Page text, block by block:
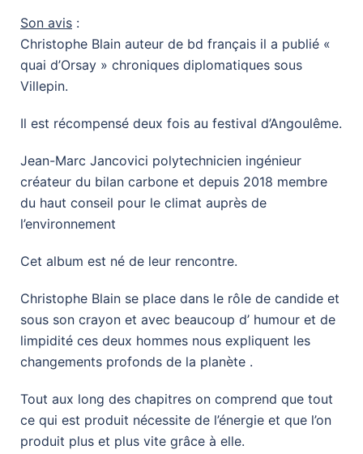
Son avis :
Christophe Blain auteur de bd français il a publié «
quai d’Orsay » chroniques diplomatiques sous
Villepin.
Il est récompensé deux fois au festival d’Angoulême.
Jean-Marc Jancovici polytechnicien ingénieur
créateur du bilan carbone et depuis 2018 membre
du haut conseil pour le climat auprès de
l’environnement
Cet album est né de leur rencontre.
Christophe Blain se place dans le rôle de candide et
sous son crayon et avec beaucoup d’ humour et de
limpidité ces deux hommes nous expliquent les
changements profonds de la planète .
Tout aux long des chapitres on comprend que tout
ce qui est produit nécessite de l’énergie et que l’on
produit plus et plus vite grâce à elle.